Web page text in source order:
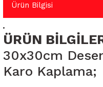
Ürün Bilgisi
ÜRÜN
30x30cm
Karo Kaplama;